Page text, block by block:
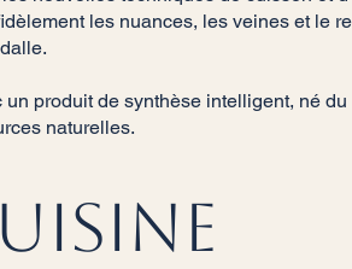
les nuances, les veines et le
un produit de synthèse intelligent, né
naturelles.